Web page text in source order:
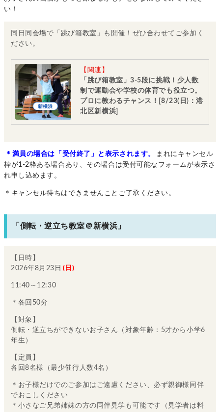
い！
同日同会場で「跳び箱教室」も開催！ぜひ合わせてご参加く
ださい。
【関連】
「跳び箱教室」3-5段に挑戦！少人数
制で運動会や学校の体育でも役立つ。
プロに教わるチャンス！[8/23(日)：港
北区新横浜]
＊満員の場合は「受付終了」と表示されます。
まれにキャンセル
枠が1-2枠ある場合あり、その場合は受付可能なフォームが表示さ
れ申し込めます。
＊キャンセル待ちはできませんことご了承ください。
「側転・逆立ち教室＠新横浜」
【日時】
2026年8月23日 (日)
11:40～12:30
＊各回50分
【対象】
側転・逆立ちができないお子さん（対象年齢：5才から小学6
年生）
【定員】
各回8名様（最少催行人数4名）
＊お子様だけでのご参加はご遠慮ください、必ず親御様同伴
でおこしください
＊小さなご兄弟姉妹の方の同伴見学も可能です（見学者は料